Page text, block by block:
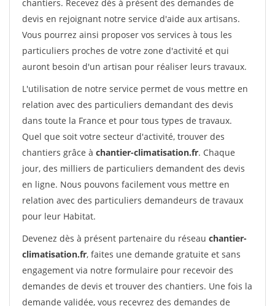
chantiers. Recevez dès à présent des demandes de
devis en rejoignant notre service d'aide aux artisans.
Vous pourrez ainsi proposer vos services à tous les
particuliers proches de votre zone d'activité et qui
auront besoin d'un artisan pour réaliser leurs travaux.
L'utilisation de notre service permet de vous mettre en
relation avec des particuliers demandant des devis
dans toute la France et pour tous types de travaux.
Quel que soit votre secteur d'activité, trouver des
chantiers grâce à chantier-climatisation.fr. Chaque
jour, des milliers de particuliers demandent des devis
en ligne. Nous pouvons facilement vous mettre en
relation avec des particuliers demandeurs de travaux
pour leur Habitat.
Devenez dès à présent partenaire du réseau chantier-
climatisation.fr, faites une demande gratuite et sans
engagement via notre formulaire pour recevoir des
demandes de devis et trouver des chantiers. Une fois la
demande validée, vous recevrez des demandes de